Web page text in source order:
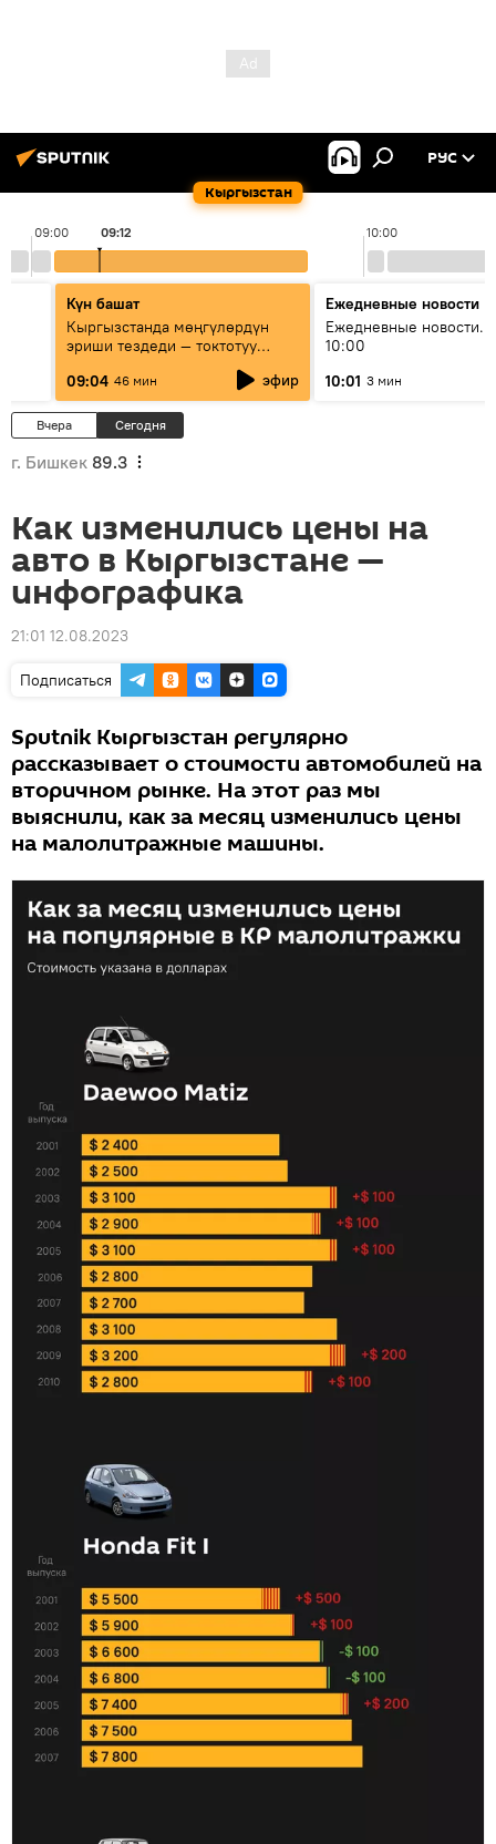
Кыргызстан
РУС
09:00 10:00
09:12
Күн башат
Кыргызстанда мөңгүлөрдүн
эриши тездеди — токтотуу
09:04 46 мин эфир
Ежедневные новости
Ежедневные новости.
10:00
10:01 3 мин
Вчера Сегодня
г. Бишкек 89.3
Как изменились цены на
авто в Кыргызстане —
инфографика
21:01 12.08.2023
Подписаться
Sputnik Кыргызстан регулярно
рассказывает о стоимости автомобилей на
вторичном рынке. На этот раз мы
выяснили, как за месяц изменились цены
на малолитражные машины.